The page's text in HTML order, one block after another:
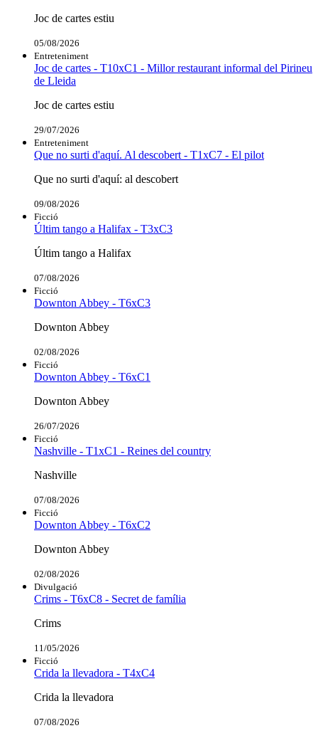
Joc de cartes estiu
05/08/2026
Entreteniment
Joc de cartes - T10xC1 - Millor restaurant informal del Pirineu
de Lleida
Joc de cartes estiu
29/07/2026
Entreteniment
Que no surti d'aquí. Al descobert - T1xC7 - El pilot
Que no surti d'aquí: al descobert
09/08/2026
Ficció
Últim tango a Halifax - T3xC3
Últim tango a Halifax
07/08/2026
Ficció
Downton Abbey - T6xC3
Downton Abbey
02/08/2026
Ficció
Downton Abbey - T6xC1
Downton Abbey
26/07/2026
Ficció
Nashville - T1xC1 - Reines del country
Nashville
07/08/2026
Ficció
Downton Abbey - T6xC2
Downton Abbey
02/08/2026
Divulgació
Crims - T6xC8 - Secret de família
Crims
11/05/2026
Ficció
Crida la llevadora - T4xC4
Crida la llevadora
07/08/2026